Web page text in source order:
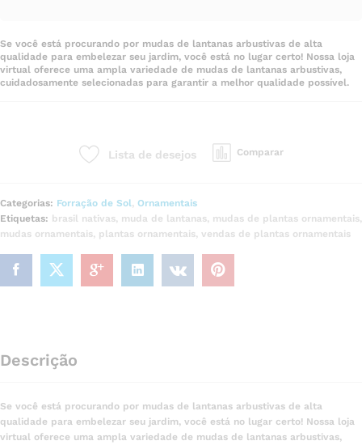
Se você está procurando por mudas de lantanas arbustivas de alta
qualidade para embelezar seu jardim, você está no lugar certo! Nossa loja
virtual oferece uma ampla variedade de mudas de lantanas arbustivas,
cuidadosamente selecionadas para garantir a melhor qualidade possível.
Lista de desejos Comparar
Categorias: Forração de Sol Ornamentais
Etiquetas: brasil nativas muda de lantanas mudas de plantas ornamentais
mudas ornamentais plantas ornamentais vendas de plantas ornamentais
Descrição
Se você está procurando por mudas de lantanas arbustivas de alta
qualidade para embelezar seu jardim, você está no lugar certo! Nossa loja
virtual oferece uma ampla variedade de mudas de lantanas arbustivas,